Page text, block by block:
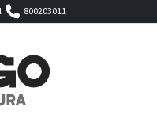
800203011